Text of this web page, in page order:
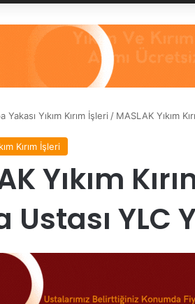
Yakası Yıkım Kırım İşleri / MASLAK Yıkım
Kırım İşleri
Yıkım
Ustası YLC